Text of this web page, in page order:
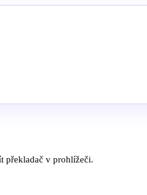
překladač v prohlížeči.